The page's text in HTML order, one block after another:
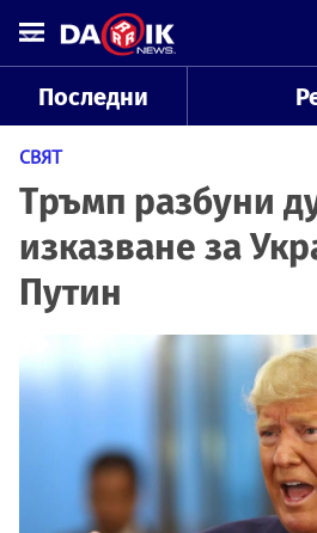
Последни
СВЯТ
Тръмп разбуни
изказване за
Путин